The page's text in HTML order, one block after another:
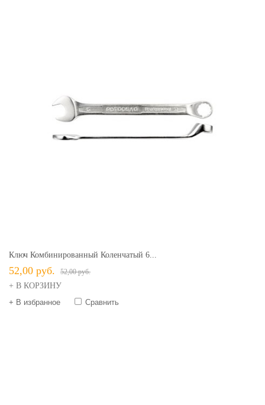
Ключ Комбинированный Коленчатый 6...
52,00 руб. 52,00 руб.
+ В КОРЗИНУ
+ В избранное
Сравнить